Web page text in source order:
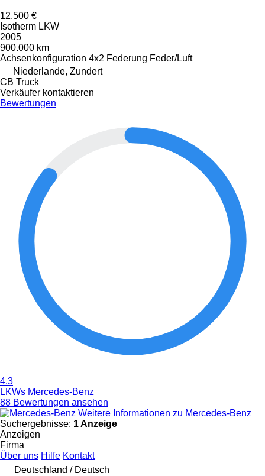
12.500 €
Isotherm LKW
2005
900.000 km
Achsenkonfiguration 4x2 Federung Feder/Luft
Niederlande, Zundert
CB Truck
Verkäufer kontaktieren
Bewertungen
4.3
LKWs Mercedes-Benz
88 Bewertungen ansehen
Weitere Informationen zu Mercedes-Benz
Suchergebnisse: 1 Anzeige
Anzeigen
Firma
Über uns Hilfe Kontakt
Deutschland / Deutsch